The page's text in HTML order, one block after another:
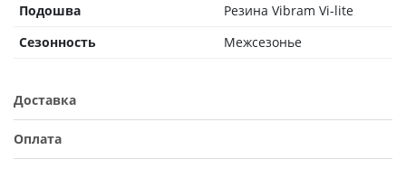
Подошва
Резина Vibram Vi-lite
Сезонность
Межсезонье
Доставка
Оплата